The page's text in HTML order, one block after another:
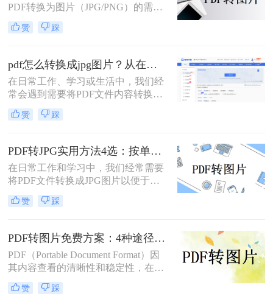
PDF转换为图片（JPG/PNG）的需求
十分常见。那么pdf怎么转图片呢？本
文将介绍多种实用方法，满足不同场
赞 踩
pdf怎么转换成jpg图片？从在线工具到专业软件，总有一款适合你！
在日常工作、学习或生活中，我们经
常会遇到需要将PDF文件内容转换为
JPG图片的场景。或许是希望将一份
报告中的图表插入PPT演示，或许是
个文件，又或者是为了在社交媒体上
展示一份精美的文档内容。PDF因其
格式稳定、兼容性强而成为文档分发
的首选，但其不易编辑和截取的特
性，也使得“PDF转JGT”成为一个高
频需求。
赞 踩
PDF转JPG实用方法4选：按单页/多页/批量场景分别推荐！
在日常工作和学习中，我们经常需要
将PDF文件转换成JPG图片以便于浏
览、分享或编辑。PDF（Portable
Document Format）作为一种文档格
保护机制著称，但在某些情况下，我
们更希望将其转换为JPG（Joint
Photographic Experts Group）格式的图
片文件。那么如何把pdf怎么转换成
jpg图片呢？本文将介绍几种实用的方
法，帮助您轻松实现PDF到JPG的转
赞 踩
PDF转图片免费方案：4种途径的免费额度和隐藏限制！
PDF（Portable Document Format）因
其内容查看的清晰性和稳定性，在日
常工作和学习中得到了广泛应用。然
而，在某些情况下，我们可能需要将
赞 踩